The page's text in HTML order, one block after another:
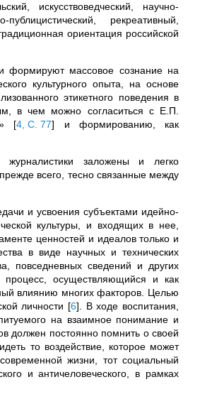
искусствоведческий, научно-
рекреативный,
ориентация российской
формируют массовое сознание на
культурного опыта, на основе
этикетного поведения в
в чем можно согласиться с Е.П.
[4, С. 77] и формированию, как
заложены и легко
всего, тесно связанные между
и усвоения субъектами идейно-
культуры, и входящих в нее,
ценностей и идеалов только и
в виде научных и технических
повседневных сведений и других
осуществляющийся и как
влиянию многих факторов. Целью
личности [6] . В ходе воспитания,
на взаимное понимание и
должен постоянно помнить о своей
то воздействие, которое может
жизни, тот социальный
и античеловеческого, в рамках